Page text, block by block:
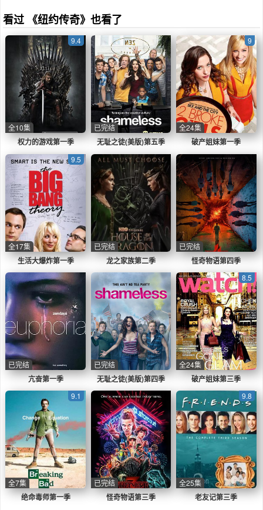
亡，复活之后，心中异样的情感告诉约翰，他几
中。
看过 《纽约传奇》也看了
权力的游戏第一季
9.4
全10集
无耻之徒(美版)第五季
已完结
破产姐妹第一季
9
全24集
生活大爆炸第一季
9.5
全17集
龙之家族第二季
已完结
怪奇物语第四季
已完结
亢奋第一季
已完结
无耻之徒(美版)第四季
已完结
破产姐妹第三季
8.5
全24集
绝命毒师第一季
9.1
全7集
怪奇物语第三季
已完结
老友记第三季
9.8
全25集